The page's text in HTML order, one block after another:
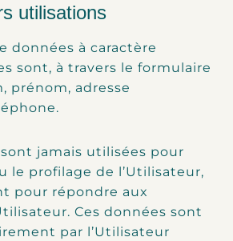
utilisations
données à caractère
sont, à travers le formulaire
prénom, adresse
jamais utilisées pour
le profilage de l’Utilisateur,
pour répondre aux
Ces données sont
par l’Utilisateur